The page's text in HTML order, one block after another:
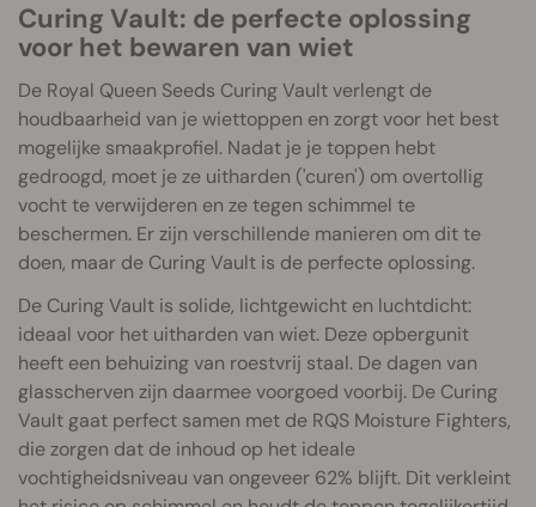
Curing Vault: de perfecte oplossing
voor het bewaren van wiet
De Royal Queen Seeds Curing Vault verlengt de
houdbaarheid van je wiettoppen en zorgt voor het best
mogelijke smaakprofiel. Nadat je je toppen hebt
gedroogd, moet je ze uitharden ('curen') om overtollig
vocht te verwijderen en ze tegen schimmel te
beschermen. Er zijn verschillende manieren om dit te
doen, maar de Curing Vault is de perfecte oplossing.
De Curing Vault is solide, lichtgewicht en luchtdicht:
ideaal voor het uitharden van wiet. Deze opbergunit
heeft een behuizing van roestvrij staal. De dagen van
glasscherven zijn daarmee voorgoed voorbij. De Curing
Vault gaat perfect samen met de RQS Moisture Fighters,
die zorgen dat de inhoud op het ideale
vochtigheidsniveau van ongeveer 62% blijft. Dit verkleint